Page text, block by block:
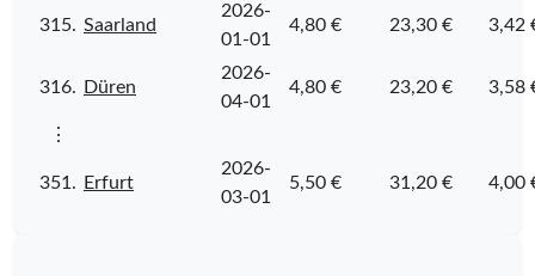
315. Saarland
2026-
01-01
4,80 € 23,30 € 3,42
316. Düren
2026-
04-01
4,80 € 23,20 € 3,58
⋮
351. Erfurt
2026-
03-01
5,50 € 31,20 € 4,00